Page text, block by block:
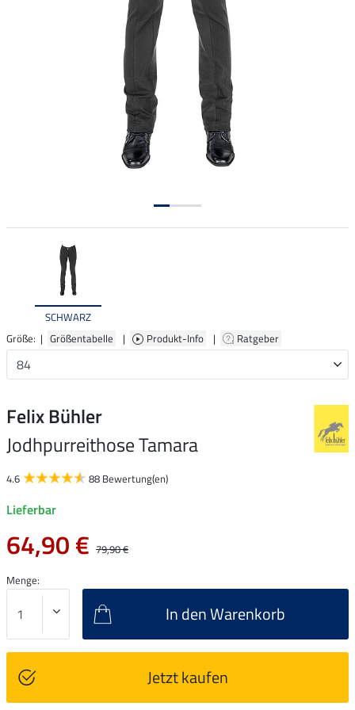
SCHWARZ
Größe: | Größentabelle | Produkt-Info | Ratgeber
Felix Bühler
Jodhpurreithose Tamara
4.6 88 Bewertung(en)
Lieferbar
64,90 € 79,90 €
Menge:
In den Warenkorb
Jetzt kaufen